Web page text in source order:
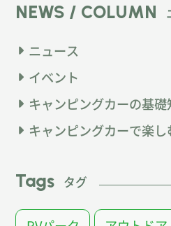
NEWS / COLUMN
ニュース
イベント
キャンピングカーの基礎
キャンピングカーで楽し
Tags タグ